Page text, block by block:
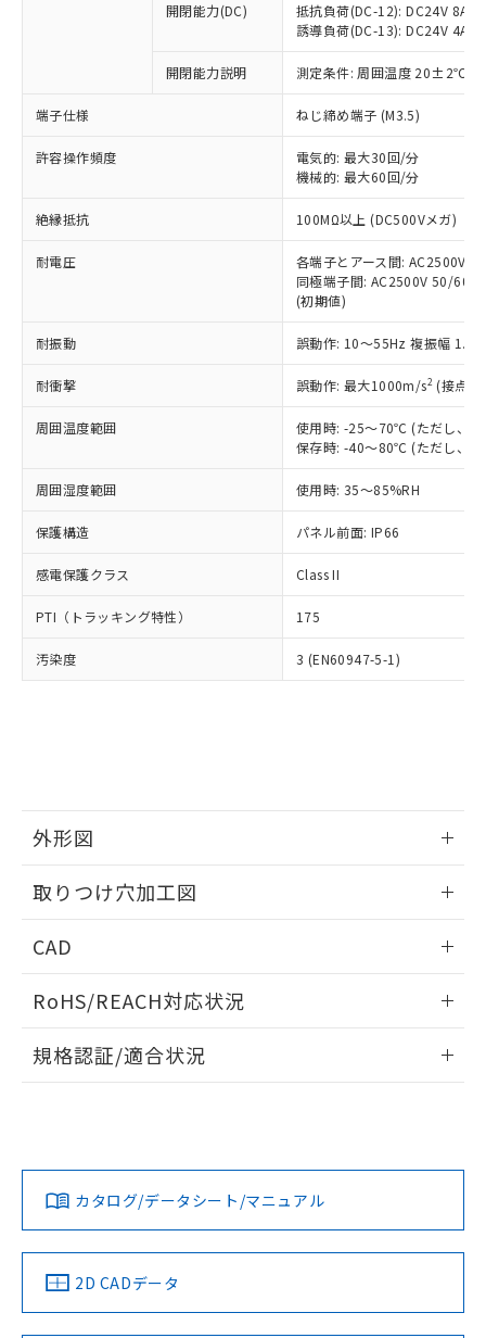
開閉能力(DC)
抵抗負荷(DC-12): DC24V 8A/
誘導負荷(DC-13): DC24V 4A/
開閉能力説明 測定条件: 周囲温度 20±2℃、
端子仕様 ねじ締め端子 (M3.5)
許容操作頻度
電気的: 最大30回/分
機械的: 最大60回/分
絶縁抵抗 100MΩ以上 (DC500Vメガ)
耐電圧
各端子とアース間: AC2500V
同極端子間: AC2500V 50/
(初期値)
耐振動 誤動作: 10～55Hz 複振幅
耐衝撃 誤動作: 最大1000m/s2 (接点
周囲温度範囲
使用時: -25～70℃ (ただし、氷
保存時: -40～80℃ (ただし、氷
周囲湿度範囲 使用時: 35～85%RH
保護構造 パネル前面: IP66
感電保護クラス Class II
PTI（トラッキング特性） 175
汚染度 3 (EN60947-5-1)
外形図
取りつけ穴加工図
CAD
ドすることができます。
ログイン/会員登録
ダウンロードデータをご利用いただく前に、以下を必ずお読
みください。
ソフトウェアの使用条件
RoHS/REACH対応状況
EU RoHS 注意事項・凡例
対応済み
中国 RoHS 注意事項・凡例
規格認証/適合状況
カタログ/データシート/マニュアル
2D CADデータ
以下の条件をお読みいただき、同意のうえ
ご利用ください。
本サービスは、当社制御機器事業取扱
商品の当社在庫状況および標準価格
(税抜)を提供させていただくもので
当社制御機器事業取扱商品の中には、
本サービスの対象外となる商品もある
ことをご了承ください。
在庫状況および標準価格照会結果は、
記載している更新日時点での社内デー
タに基づき作成されるものであり、閲
覧された時点での実際の在庫および標
準価格とは異なる場合があることをご
正式な納期状況および標準価格はお客
様のお取引先、またはお客様担当のオ
ムロン制御機器販売店・当社販売員に
オムロン制御機器販売店や当社販売拠
販売ネットワーク
」をご確認
在庫状況および標準価格結果を当社の
事前の承諾なく第三者に漏洩または開
示しないようお願いします。
マイパーツ機能（部品リスト作成サー
ビス）をご利用いただくには、I-Web
品・サービスに関するお客様との取
の共同利用に関して"
用者の範囲」に記載されている法人を
対応予定なし：EU RoHS指令（10物質）の
非含有に非対応の商品で、対応品を出す予
調査・確認中：EU RoHS指令（10物質）の
非含有の対応状況を調査中または確認中の
商品です。
非該当品：ライセンス料など無形物で、有
害物質有無と関係のない商品です。
仕入先様の事情により、非含有部品として
いたものが、含有品と判明した場合などや
むを得ず変更することがあります。
鉛(Pb) 1000ppm以下、 水銀(Hg) 1000ppm以下、 カド
六価クロム(Cr(Ⅵ)) 1000ppm以下、ポリ臭化ビフェニル
類(PBB) 1000ppm以下、ポリ臭化ジフェニルエーテル類
ルベンジル（BBP） 1000ppm以下、フタル酸ジブチル
（DBP） 1000ppm以下、フタル酸ジイソブチル
但し、RoHS指令で産業用監視および制御機器に対する
適用除外項目は除く。
フタル酸エステル類の４物質については閾値を超える意
図的な使用がないことを確認しています。
部品在庫の切り替え状況などにより、予定
月が前後することがあります。
EU RoHS指令（10物質）の非含有証明書
51物質の非含有証明書（当社基準）
※本証明書は発行日時点で非含有を証明す
物質の対応では、対応完了までの期間は出
荷製品に未対応品が混在することから備考
欄に対応日を記載しておりました。
既に当社にて対応品への在庫切替を完了
「○」：最大均質材料含有率が中国RoHSの
基準値以下であることを示します。
「×」：最大均質材料含有率が中国RoHSの
基準値を超えていることを示します。
「－」：未確認です。当社販売部門へお問
*中国RoHS10物質の基準値 (GB/T26572)：
Pb(鉛) :1000ppm、 Hg(水銀) : 1000ppm、 Cd(カドミウ
Cr(Ⅵ)(六価クロム) : 1000ppm、 PBBs(ポリ臭化ビフェ
ニル類) : 1000ppm、 PBDEs(ポリ臭化ジフェニルエーテ
ル類) : 1000ppm、
DBP(フタル酸ジブチル) : 1000ppm、 DIBP(フタル酸ジ
イソブチル) : 1000ppm、 BBP(フタル酸ブチルベンジ
DEHP(フタル酸ビス(2-エチルヘキシル)) : 1000ppm
「ｅ」：有害物質（10物質）のすべてが基
準値以下であることを示します。
「10」：通常の使用状況下において有害物
質が外部に漏えいし、環境に深刻な影響を
及ぼさない年数を意味します。
当社は、これら貴社製品のうち、外国
為替および外国貿易法に定める商品
（以下｢規制貨物等」という）を輸出
または国外への提供する場合は、日本
国政府の輸出許可(または役務取引許
可)を取得するなどの必要な手続きを
当社は規制貨物を破棄する場合は、完
全に破砕するなど、違法に輸出されな
いよう必要な手段を講じます。
当社は貴社製品を、核兵器、ミサイ
ル、化学兵器、生物兵器またはその他
武器並びにこれらの製造装置等に一切
当社は、貴社製品を第三者に販売する
場合は、上記1、2および3の内容を当
該第三者に通知します。また当社は、
販売先および販売に係わる関係者が違
法に輸出するおそれがある場合は、取
り引きをいたしません。
一定数以上の在庫あり
一定数には満たないが在庫あり
在庫なし(最新の在庫状況につ
いては、お客様のお取引先、ま
たはお客様担当のオムロン制御
機器販売店・当社販売員にご確
受注生産機種、また在庫状況の
情報を公開していない機種